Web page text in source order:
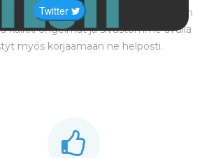
testaa sivustosi erittäin kattavasti joten
kaikki ongelmat ja sivustomme avulla
myös korjaamaan ne helposti.
Twitter